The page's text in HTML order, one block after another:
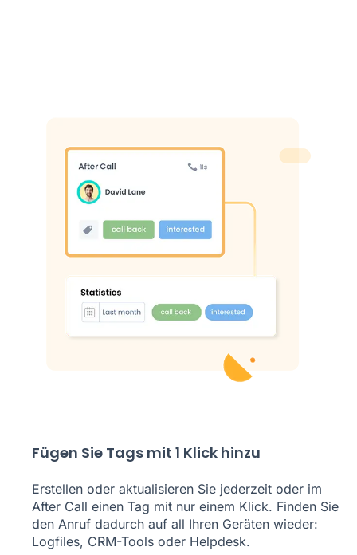
Fügen Sie Tags mit 1 Klick hinzu
Erstellen oder aktualisieren Sie jederzeit oder im
After Call einen Tag mit nur einem Klick. Finden Sie
den Anruf dadurch auf all Ihren Geräten wieder:
Logfiles, CRM-Tools oder Helpdesk.